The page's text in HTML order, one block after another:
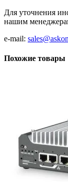
Для уточнения
нашим
e-mail:
Похожие товары